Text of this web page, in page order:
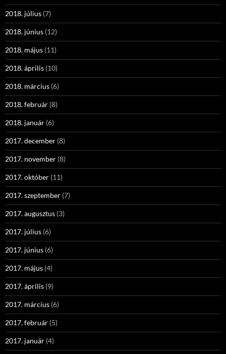
2018. július (7)
2018. június (12)
2018. május (11)
2018. április (10)
2018. március (6)
2018. február (8)
2018. január (6)
2017. december (8)
2017. november (8)
2017. október (11)
2017. szeptember (7)
2017. augusztus (3)
2017. július (6)
2017. június (6)
2017. május (4)
2017. április (9)
2017. március (6)
2017. február (5)
2017. január (4)